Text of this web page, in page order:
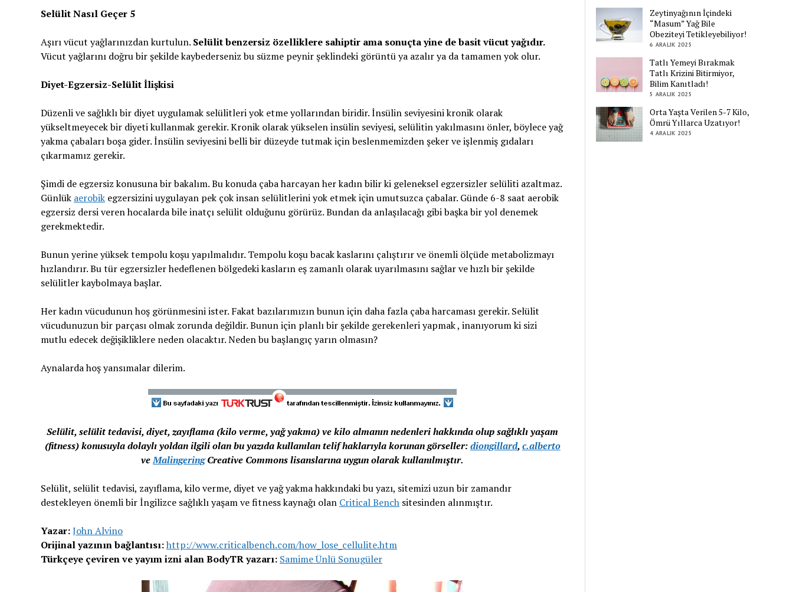
Selülit Nasıl Geçer 5
Aşırı vücut yağlarınızdan kurtulun. Selülit benzersiz özelliklere sahiptir ama sonuçta yine de basit vücut yağıdır.
Vücut yağlarını doğru bir şekilde kaybederseniz bu süzme peynir şeklindeki görüntü ya azalır ya da tamamen yok olur.
Diyet-Egzersiz-Selülit İlişkisi
Düzenli ve sağlıklı bir diyet uygulamak selülitleri yok etme yollarından biridir. İnsülin seviyesini kronik olarak
yükseltmeyecek bir diyeti kullanmak gerekir. Kronik olarak yükselen insülin seviyesi, selülitin yakılmasını önler, böylece yağ
yakma çabaları boşa gider. İnsülin seviyesini belli bir düzeyde tutmak için beslenmemizden şeker ve işlenmiş gıdaları
çıkarmamız gerekir.
Şimdi de egzersiz konusuna bir bakalım. Bu konuda çaba harcayan her kadın bilir ki geleneksel egzersizler selüliti azaltmaz.
Günlük aerobikegzersizini uygulayan pek çok insan selülitlerini yok etmek için umutsuzca çabalar. Günde 6-8 saat aerobik
egzersiz dersi veren hocalarda bile inatçı selülit olduğunu görürüz. Bundan da anlaşılacağı gibi başka bir yol denemek
gerekmektedir.
Bunun yerine yüksek tempolu koşu yapılmalıdır. Tempolu koşu bacak kaslarını çalıştırır ve önemli ölçüde metabolizmayı
hızlandırır. Bu tür egzersizler hedeflenen bölgedeki kasların eş zamanlı olarak uyarılmasını sağlar ve hızlı bir şekilde
selülitler kaybolmaya başlar.
Her kadın vücudunun hoş görünmesini ister. Fakat bazılarımızın bunun için daha fazla çaba harcaması gerekir. Selülit
vücudunuzun bir parçası olmak zorunda değildir. Bunun için planlı bir şekilde gerekenleri yapmak , inanıyorum ki sizi
mutlu edecek değişikliklere neden olacaktır. Neden bu başlangıç yarın olmasın?
Aynalarda hoş yansımalar dilerim.
Selülit, selülit tedavisi, diyet, zayıflama (kilo verme, yağ yakma) ve kilo almanın nedenleri hakkında olup sağlıklı yaşam
(fitness) konusuyla dolaylı yoldan ilgili olan bu yazıda kullanılan telif haklarıyla korunan görseller:diongillard,c.alberto
veMalingeringCreative Commons lisanslarına uygun olarak kullanılmıştır.
Selülit, selülit tedavisi, zayıflama, kilo verme, diyet ve yağ yakma hakkındaki bu yazı, sitemizi uzun bir zamandır
destekleyen önemli bir İngilizce sağlıklı yaşam ve fitness kaynağı olan Critical Benchsitesinden alınmıştır.
Yazar:John Alvino
Orijinal yazının bağlantısı:http://www.criticalbench.com/how_lose_cellulite.htm
Türkçeye çeviren ve yayım izni alan BodyTR yazarı: Samime Ünlü Sonugüler
Zeytinyağının İçindeki
“Masum” Yağ Bile
Obeziteyi Tetikleyebiliyor!
6 ARALIK 2025
Tatlı Yemeyi Bırakmak
Tatlı Krizini Bitirmiyor,
Bilim Kanıtladı!
5 ARALIK 2025
Orta Yaşta Verilen 5-7 Kilo,
Ömrü Yıllarca Uzatıyor!
4 ARALIK 2025